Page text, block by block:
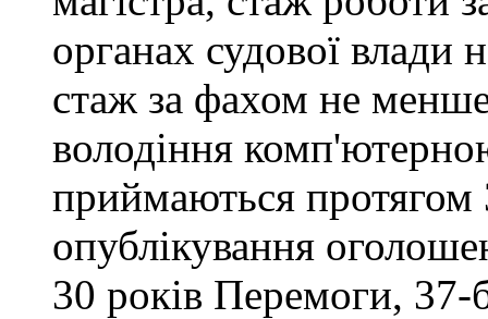
органах судової влади
стаж за фахом не
володіння
приймаються протягом
опублікування
30 років Перемоги,